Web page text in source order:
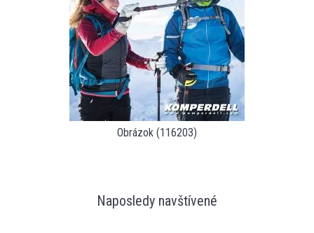
Obrázok (116203)
Naposledy navštívené